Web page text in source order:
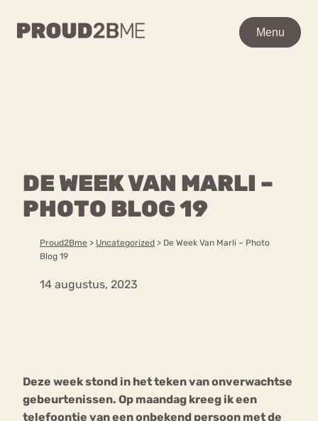
Menu
DE WEEK VAN MARLI –
PHOTO BLOG 19
Proud2Bme > Uncategorized > De Week Van Marli – Photo
Blog 19
14 augustus, 2023
Deze week stond in het teken van onverwachtse
gebeurtenissen. Op maandag kreeg ik een
telefoontje van een onbekend persoon met de
Menu
Content
Over ons
Forum
WAAR BEN JE NAAR OP
Over proud2bme
Contact
Vacatures
Privacyverklaring
mia
Nerv
osa
Eetstoornis Anorexia Nervosa